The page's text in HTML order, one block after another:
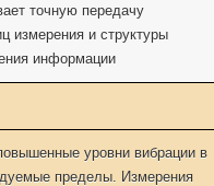
точную передачу
измерения и структуры
информации
уровни вибрации в
пределы. Измерения